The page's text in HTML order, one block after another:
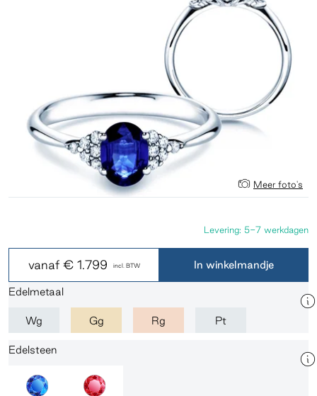
Meer foto's
vanaf € 1.799 incl. BTW
Levering: 5-7 werkdagen
In winkelmandje
Edelmetaal
Wg Gg Rg Pt
Edelsteen